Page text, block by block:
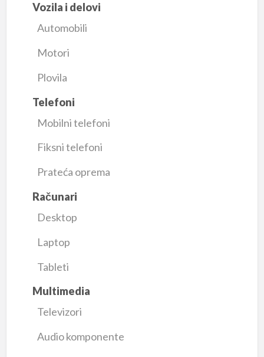
Vozila i delovi
Automobili
Motori
Plovila
Telefoni
Mobilni telefoni
Fiksni telefoni
Prateća oprema
Računari
Desktop
Laptop
Tableti
Multimedia
Televizori
Audio komponente